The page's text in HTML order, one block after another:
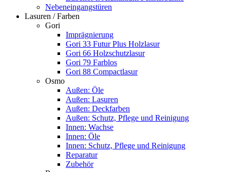
Nebeneingangstüren
Lasuren / Farben
Gori
Imprägnierung
Gori 33 Futur Plus Holzlasur
Gori 66 Holzschutzlasur
Gori 79 Farblos
Gori 88 Compactlasur
Osmo
Außen: Öle
Außen: Lasuren
Außen: Deckfarben
Außen: Schutz, Pflege und Reinigung
Innen: Wachse
Innen: Öle
Innen: Schutz, Pflege und Reinigung
Reparatur
Zubehör